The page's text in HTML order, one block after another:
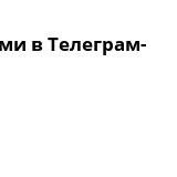
в Телеграм-